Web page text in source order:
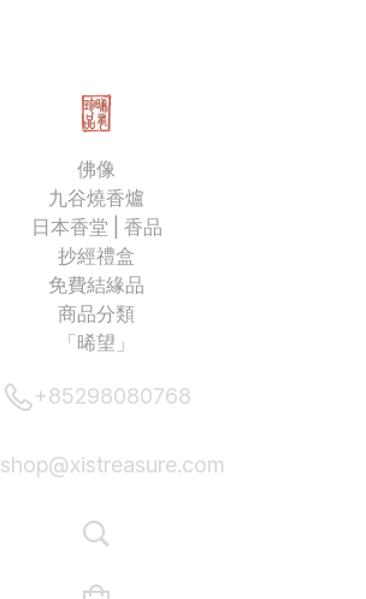
佛像
九谷燒香爐
日本香堂 | 香品
抄經禮盒
免費結緣品
商品分類
「晞望」
+85298080768
shop@xistreasure.com